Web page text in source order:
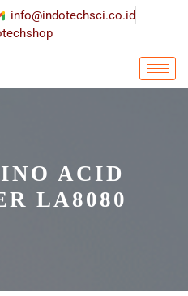
info@indotechsci.co.id
ACID
LA8080